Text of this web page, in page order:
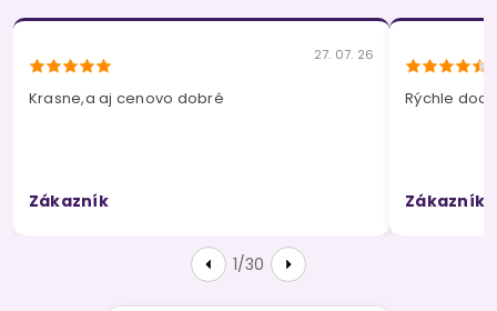
27. 07. 26
Krasne,a aj cenovo dobré
Zákazník
Rýchle
Zákazník
1/30